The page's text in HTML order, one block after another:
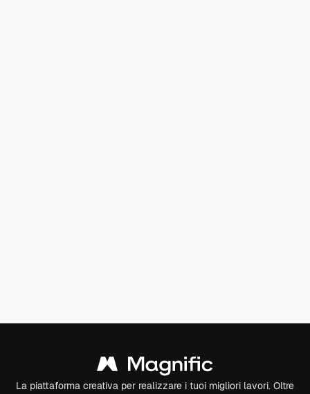
La piattaforma creativa per realizzare i tuoi migliori lavori. Oltre